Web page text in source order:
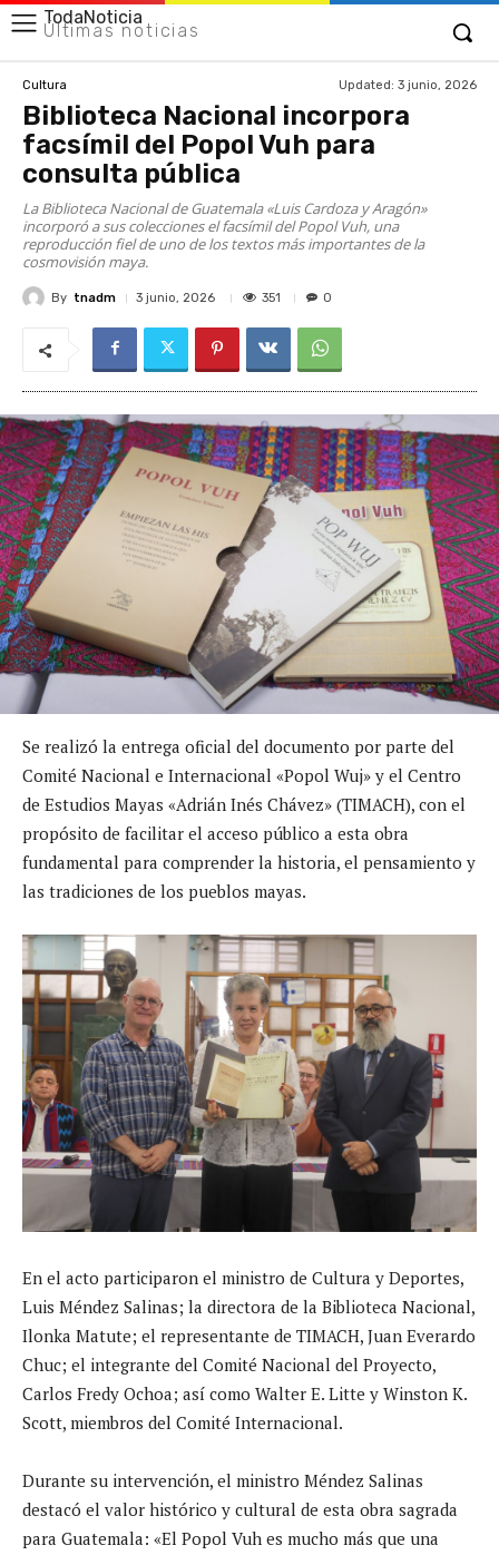
TodaNoticia
Últimas noticias
Cultura Updated: 3 junio, 2026
Biblioteca Nacional incorpora
facsímil del Popol Vuh para
consulta pública
La Biblioteca Nacional de Guatemala «Luis Cardoza y Aragón»
incorporó a sus colecciones el facsímil del Popol Vuh, una
reproducción fiel de uno de los textos más importantes de la
cosmovisión maya.
By tnadm 3 junio, 2026 351 0
Se realizó la entrega oficial del documento por parte del
Comité Nacional e Internacional «Popol Wuj» y el Centro
de Estudios Mayas «Adrián Inés Chávez» (TIMACH), con el
propósito de facilitar el acceso público a esta obra
fundamental para comprender la historia, el pensamiento y
las tradiciones de los pueblos mayas.
En el acto participaron el ministro de Cultura y Deportes,
Luis Méndez Salinas; la directora de la Biblioteca Nacional,
Ilonka Matute; el representante de TIMACH, Juan Everardo
Chuc; el integrante del Comité Nacional del Proyecto,
Carlos Fredy Ochoa; así como Walter E. Litte y Winston K.
Scott, miembros del Comité Internacional.
Durante su intervención, el ministro Méndez Salinas
destacó el valor histórico y cultural de esta obra sagrada
para Guatemala: «El Popol Vuh es mucho más que una